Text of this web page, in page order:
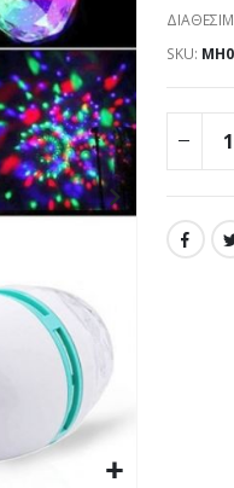
SKU